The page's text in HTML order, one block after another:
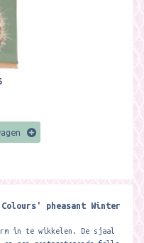
pheasant Winter
in te wikkelen. De sjaal